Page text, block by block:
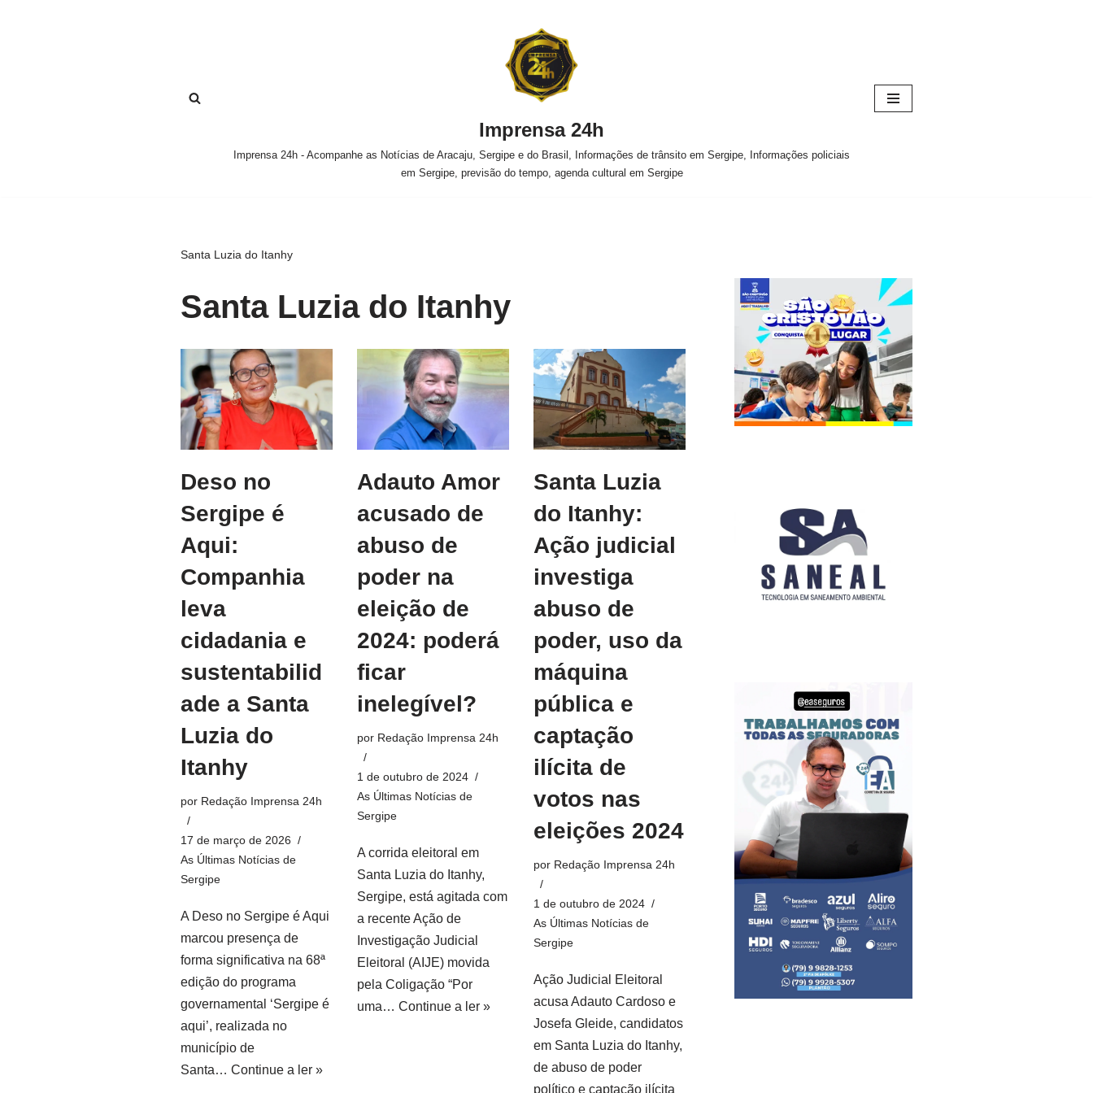
Imprensa 24h
Imprensa 24h - Acompanhe as Notícias de Aracaju, Sergipe e do Brasil, Informações de trânsito em Sergipe, Informações policiais
em Sergipe, previsão do tempo, agenda cultural em Sergipe
Santa Luzia do Itanhy
Santa Luzia do Itanhy
Deso no
Sergipe é
Aqui:
Companhia
leva
cidadania e
sustentabilid
ade a Santa
Luzia do
Itanhy
por Redação Imprensa 24h
17 de março de 2026
As Últimas Notícias de
Sergipe
A Deso no Sergipe é Aqui
marcou presença de
forma significativa na 68ª
edição do programa
governamental ‘Sergipe é
aqui’, realizada no
município de
Santa… Continue a ler »
Adauto Amor
acusado de
abuso de
poder na
eleição de
2024: poderá
ficar
inelegível?
por Redação Imprensa 24h
1 de outubro de 2024
As Últimas Notícias de
Sergipe
A corrida eleitoral em
Santa Luzia do Itanhy,
Sergipe, está agitada com
a recente Ação de
Investigação Judicial
Eleitoral (AIJE) movida
pela Coligação “Por
uma… Continue a ler »
Santa Luzia
do Itanhy:
Ação judicial
investiga
abuso de
poder, uso da
máquina
pública e
captação
ilícita de
votos nas
eleições 2024
por Redação Imprensa 24h
1 de outubro de 2024
As Últimas Notícias de
Sergipe
Ação Judicial Eleitoral
acusa Adauto Cardoso e
Josefa Gleide, candidatos
em Santa Luzia do Itanhy,
de abuso de poder
político e captação ilícita